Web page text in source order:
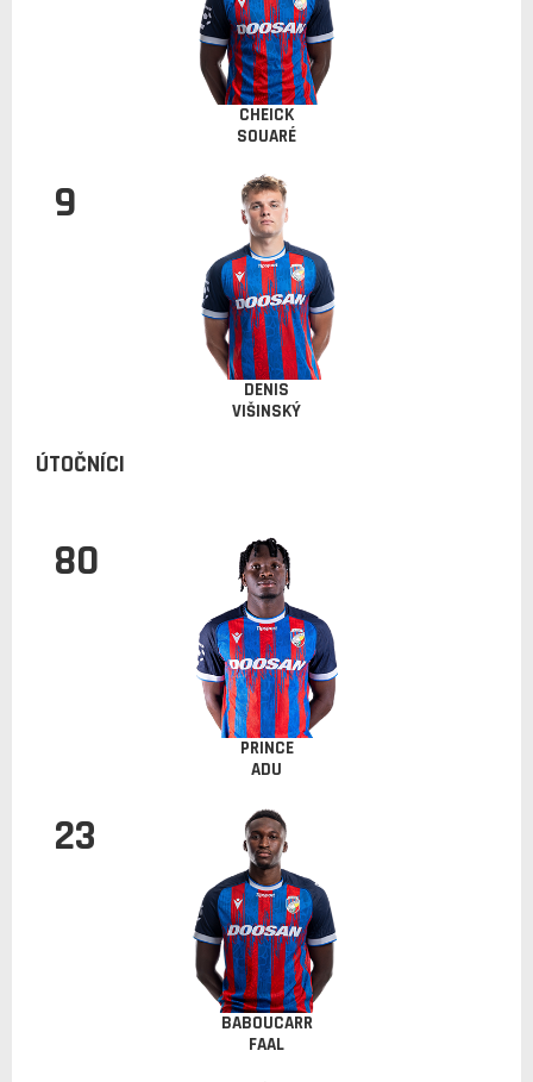
CHEICK
SOUARÉ
9
DENIS
VIŠINSKÝ
ÚTOČNÍCI
80
PRINCE
ADU
23
BABOUCARR
FAAL